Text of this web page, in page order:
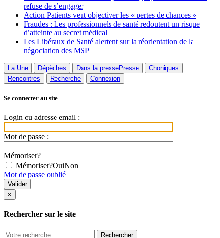
refuse de s’engager
Action Patients veut objectiver les « pertes de chances »
Fraudes : Les professionnels de santé redoutent un risque
d’atteinte au secret médical
Les Libéraux de Santé alertent sur la réorientation de la
négociation des MSP
La Une Dépèches Dans la pressePresse
Choniques
Rencontres
Recherche Connexion
Se connecter au site
Login ou adresse email :
Mot de passe :
Mémoriser?
Mémoriser?OuiNon
Mot de passe oublié
×
Rechercher sur le site